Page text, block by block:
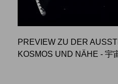
PREVIEW ZU DER
KOSMOS UND NÄHE - 宇